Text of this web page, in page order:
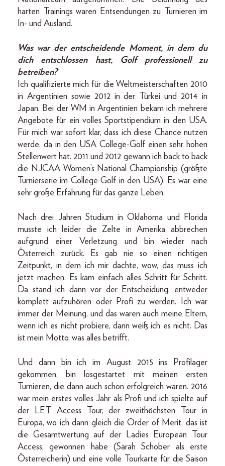
harten Trainings waren Entsendungen zu Turnieren im
In- und Ausland.
Was war der entscheidende Moment, in dem du
dich entschlossen hast, Golf professionell zu
betreiben?
Ich qualifizierte mich für die Weltmeisterschaften 2010
in Argentinien sowie 2012 in der Türkei und 2014 in
Japan. Bei der WM in Argentinien bekam ich mehrere
Angebote für ein volles Sportstipendium in den USA.
Für mich war sofort klar, dass ich diese Chance nutzen
werde, da in den USA College-Golf einen sehr hohen
Stellenwert hat. 2011 und 2012 gewann ich back to back
die NJCAA Women’s National Championship (größte
Turnierserie im College Golf in den USA). Es war eine
sehr große Erfahrung für das ganze Leben.
Nach drei Jahren Studium in Oklahoma und Florida
musste ich leider die Zelte in Amerika abbrechen
aufgrund einer Verletzung und bin wieder nach
Österreich zurück. Es gab nie so einen richtigen
Zeitpunkt, in dem ich mir dachte, wow, das muss ich
jetzt machen. Es kam einfach alles Schritt für Schritt.
Da stand ich dann vor der Entscheidung, entweder
komplett aufzuhören oder Profi zu werden. Ich war
immer der Meinung, und das waren auch meine Eltern,
wenn ich es nicht probiere, dann weiß ich es nicht. Das
ist mein Motto, was alles betrifft.
Und dann bin ich im August 2015 ins Profilager
gekommen, bin losgestartet mit meinen ersten
Turnieren, die dann auch schon erfolgreich waren. 2016
war mein erstes volles Jahr als Profi und ich spielte auf
der LET Access Tour, der zweithöchsten Tour in
Europa, wo ich dann gleich die Order of Merit, das ist
die Gesamtwertung auf der Ladies European Tour
Access, gewonnen habe (Sarah Schober als erste
Österreicherin) und eine volle Tourkarte für die Saison